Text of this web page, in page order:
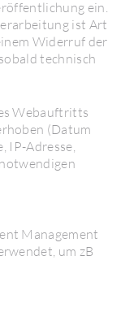
ein.
ist Art
Widerruf der
tech­nisch
Webauf­tritts
(Datum
IP-Adresse,
Manage­ment
um zB